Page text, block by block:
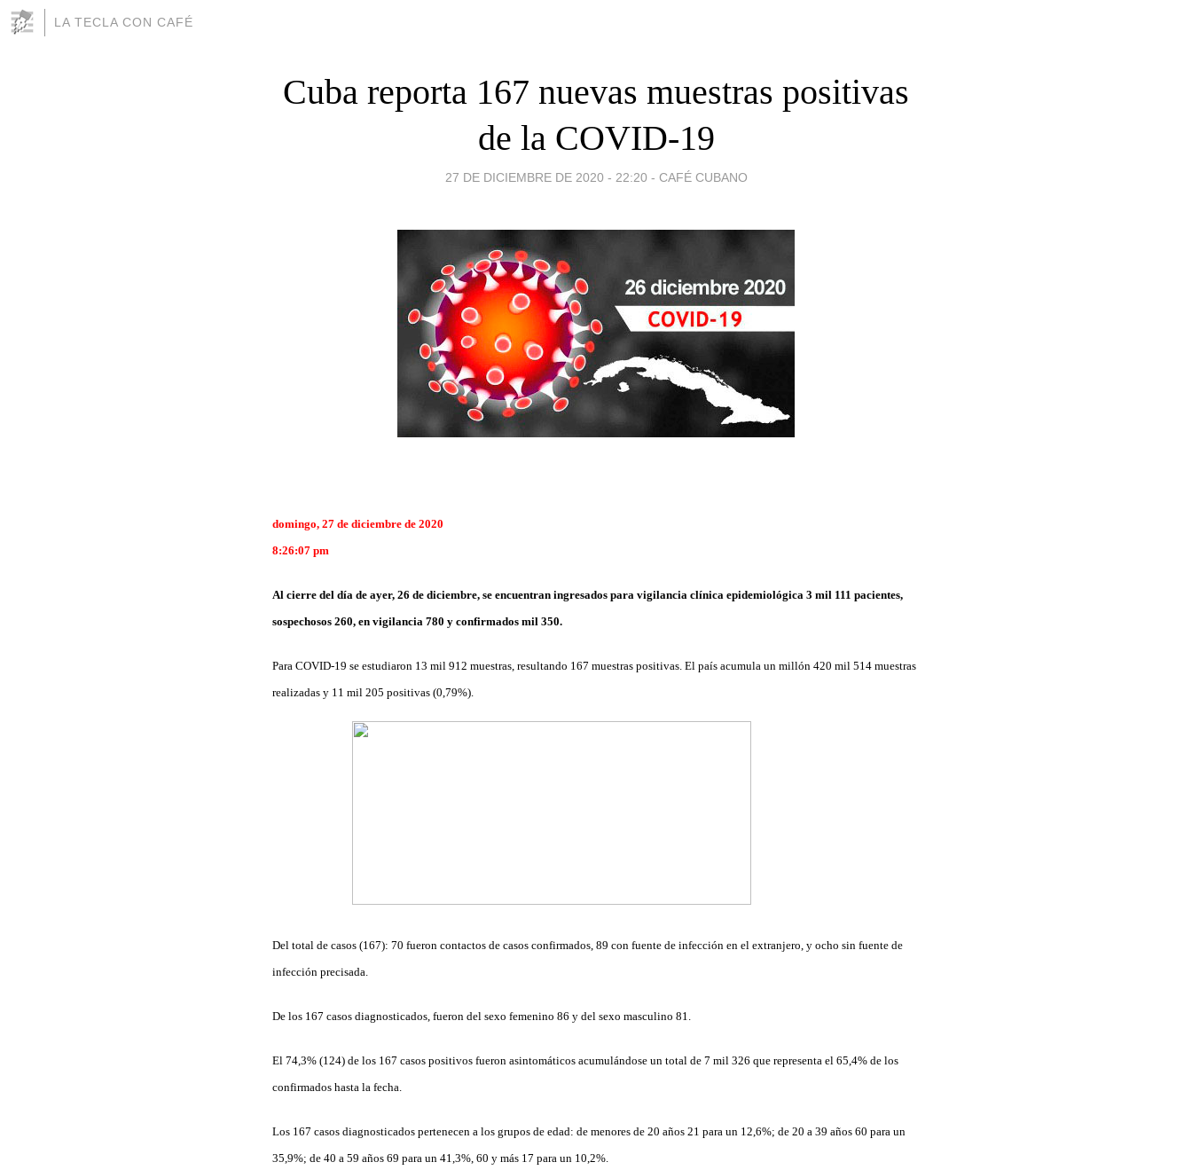
LA TECLA CON CAFÉ
Cuba reporta 167 nuevas muestras positivas
de la COVID-19
27 DE DICIEMBRE DE 2020 - 22:20 - CAFÉ CUBANO
domingo, 27 de diciembre de 2020
8:26:07 pm
Al cierre del día de ayer, 26 de diciembre, se encuentran ingresados para vigilancia clínica epidemiológica 3 mil 111 pacientes,
sospechosos 260, en vigilancia 780 y confirmados mil 350.
Para COVID-19 se estudiaron 13 mil 912 muestras, resultando 167 muestras positivas. El país acumula un millón 420 mil 514 muestras
realizadas y 11 mil 205 positivas (0,79%).
Del total de casos (167): 70 fueron contactos de casos confirmados, 89 con fuente de infección en el extranjero, y ocho sin fuente de
infección precisada.
De los 167 casos diagnosticados, fueron del sexo femenino 86 y del sexo masculino 81.
El 74,3% (124) de los 167 casos positivos fueron asintomáticos acumulándose un total de 7 mil 326 que representa el 65,4% de los
confirmados hasta la fecha.
Los 167 casos diagnosticados pertenecen a los grupos de edad: de menores de 20 años 21 para un 12,6%; de 20 a 39 años 60 para un
35,9%; de 40 a 59 años 69 para un 41,3%, 60 y más 17 para un 10,2%.